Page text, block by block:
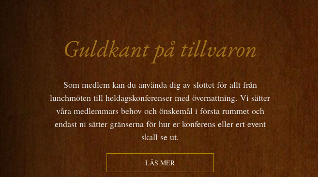
Guldkant på tillvaron
Som medlem kan du använda dig av slottet för allt från
lunchmöten till heldagskonferenser med övernattning. Vi sätter
våra medlemmars behov och önskemål i första rummet och
endast ni sätter gränserna för hur er konferens eller ert event
skall se ut.
LÄS MER